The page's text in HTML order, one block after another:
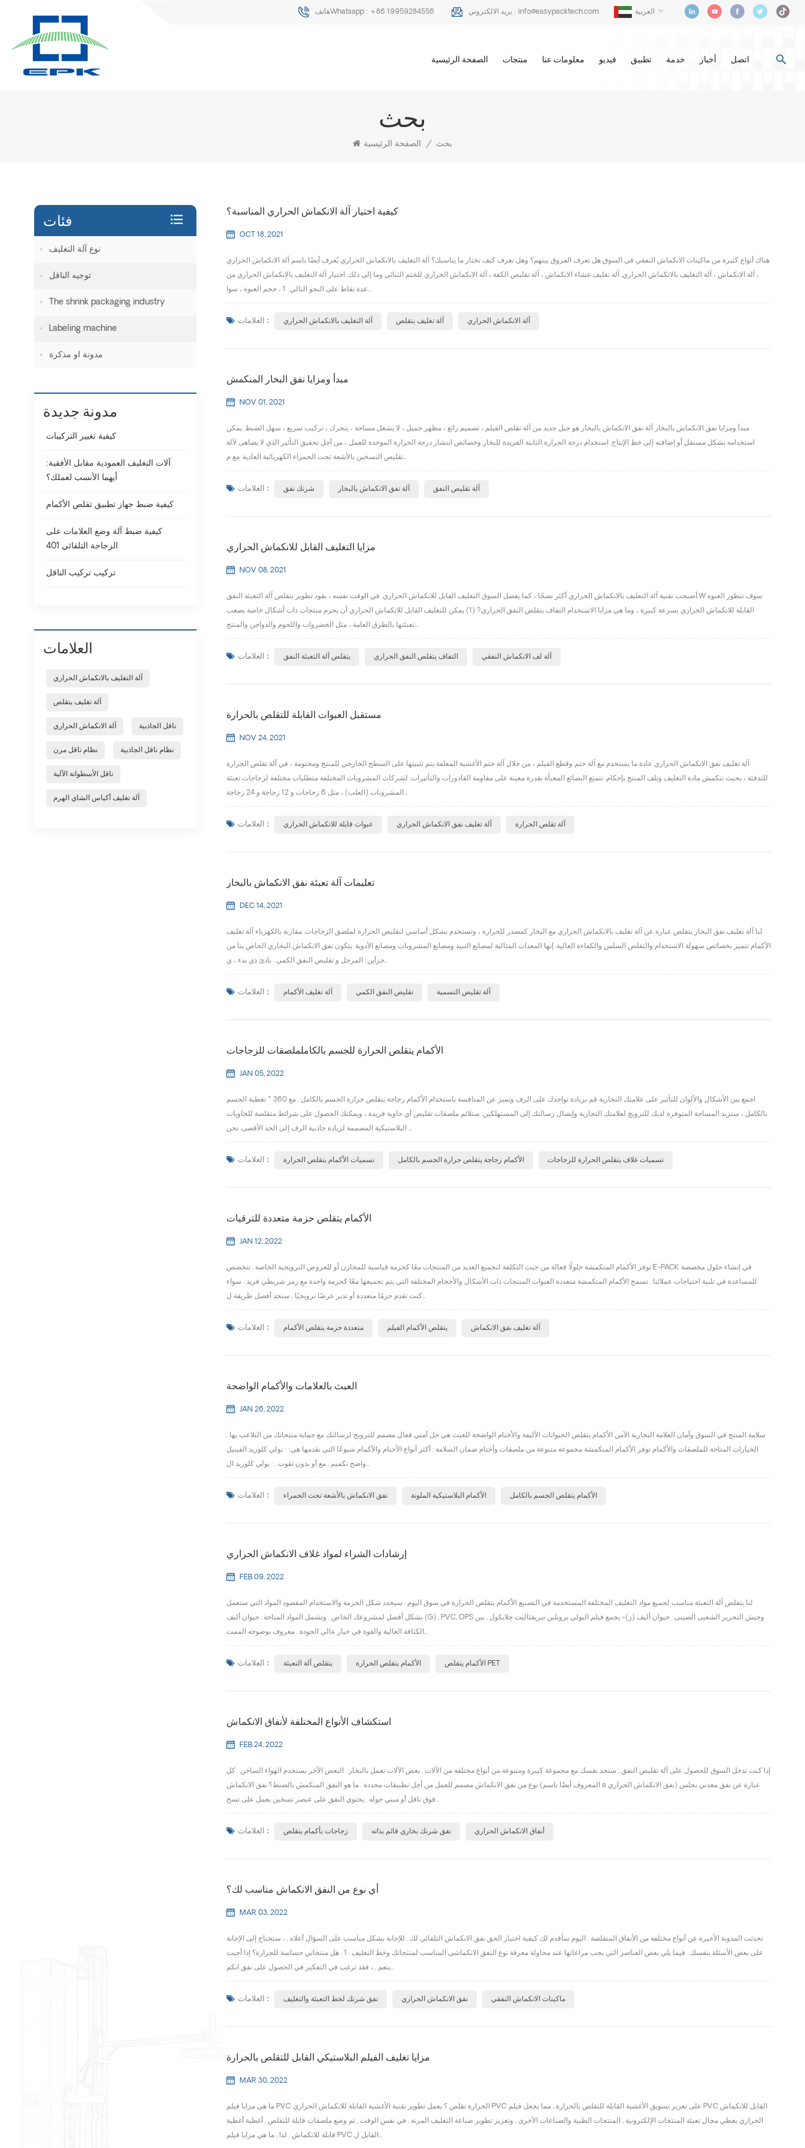
العربية هاتفWhatsapp : +86 19959284556 بريد الالكتروني : info@easypacktech.com
الصفحة الرئيسية منتجات معلومات عنا فيديو تطبيق خدمة أخبار اتصل
بحث
الصفحة الرئيسية / بحث
كيفية اختيار آلة الانكماش الحراري المناسبة؟
OCT 18, 2021
هناك أنواع كثيرة من ماكينات الانكماش النفقي في السوق هل تعرف الفروق بينهم؟ وهل تعرف كيف تختار ما يناسبك؟ آلة التغليف بالانكماش الحراري يُعرف أيضًا باسم آلة الانكماش الحراري
، آلة الانكماش ، آلة التغليف بالانكماش الحراري, آلة تغليف غشاء الانكماش ، آلة تقليص الكفة ، آلة الانكماش الحراري للختم الثنائي وما إلى ذلك. اختيار آلة التغليف بالانكماش الحراري من
عدة نقاط على النحو التالي: 1 ، حجم العبوة ، سوا...
العلامات : آلة التغليف بالانكماش الحراري آلة تغليف يتقلص آلة الانكماش الحراري
مبدأ ومزايا نفق البخار المنكمش
NOV 01, 2021
مبدأ ومزايا نفق الانكماش بالبخار آلة نفق الانكماش بالبخار هو جيل جديد من آلة تقلص الفيلم ، تصميم رائع ، مظهر جميل ، لا يشغل مساحة ، يتحرك ، تركيب سريع ، سهل الضبط. يمكن
استخدامه بشكل مستقل أو إضافته إلى خط الإنتاج. استخدام درجة الحرارة الثابتة الفريدة للبخار وخصائص انتشار درجة الحرارة الموحدة للعمل ، من أجل تحقيق التأثير الذي لا يضاهى لآلة
تقليص التسخين بالأشعة تحت الحمراء الكهربائية العادية. مع م...
العلامات : شرنك نفق آلة نفق الانكماش بالبخار آلة تقليص النفق
مزايا التغليف القابل للانكماش الحراري
NOV 08, 2021
أصبحت تقنية آلة التغليف بالانكماش الحراري أكثر نضجًا ، كما يفضل السوق التغليف القابل للانكماش الحراري. في الوقت نفسه ، يقود تطوير يتقلص آلة التعبئة النفق.W سوف تتطور العبوة
القابلة للانكماش الحراري بسرعة كبيرة ، وما هي مزايا الاستخدام التفاف يتقلص النفق الحراري? (1) يمكن للتغليف القابل للانكماش الحراري أن يحزم منتجات ذات أشكال خاصة يصعب
تعبئتها بالطرق العامة ، مثل الخضروات واللحوم والدواجن والمنتج...
العلامات : يتقلص آلة التعبئة النفق التفاف يتقلص النفق الحراري آلة لف الانكماش النفقي
مستقبل العبوات القابلة للتقلص بالحرارة
NOV 24, 2021
آلة تغليف نفق الانكماش الحراري عادة ما يستخدم مع آلة ختم وقطع الفيلم ، من خلال آلة ختم الأغشية المغلفة يتم تثبيتها على السطح الخارجي للمنتج ومختومة ، في آلة تقلص الحرارة
للتدفئة ، بحيث تنكمش مادة التغليف وتلف المنتج بإحكام. تتمتع البضائع المعبأة بقدرة معينة على مقاومة القاذورات والتأثيرات. لشركات المشروبات المختلفة متطلبات مختلفة لزجاجات تعبئة
المشروبات (العلب) ، مثل 6 زجاجات و 12 زجاجة و 24 زجاجة...
العلامات : عبوات قابلة للانكماش الحراري آلة تغليف نفق الانكماش الحراري آلة تقلص الحرارة
تعليمات آلة تعبئة نفق الانكماش بالبخار
DEC 14, 2021
لنا آلة تغليف نفق البخار يتقلص عبارة عن آلة تغليف بالانكماش الحراري مع البخار كمصدر للحرارة ، وتستخدم بشكل أساسي لتقليص الحرارة لملصق الزجاجات. مقارنة بالكهرباء آلة تغليف
الأكمام تتميز بخصائص سهولة الاستخدام والتقلص السلس والكفاءة العالية. إنها المعدات المثالية لمصانع النبيذ ومصانع المشروبات ومصانع الأدوية. يتكون نفق الانكماش البخاري الخاص بنا من
جزأين: المرجل و تقليص النفق الكمي . بادئ ذي بدء ، ي...
العلامات : آلة تغليف الأكمام تقليص النفق الكمي آلة تقليص التسمية
الأكمام يتقلص الحرارة للجسم بالكاململصقات للزجاجات
JAN 05, 2022
اجمع بين الأشكال والألوان للتأثير على علامتك التجارية قم بزيادة تواجدك على الرف وتميز عن المنافسة باستخدام الأكمام زجاجة يتقلص حرارة الجسم بالكامل . مع 360 ° تغطية الجسم
بالكامل ، ستزيد المساحة المتوفرة لديك للترويج لعلامتك التجارية وإيصال رسالتك إلى المستهلكين. ستلائم ملصقات تقليص أي حاوية فريدة ، ويمكنك الحصول على شرائط متقلصة للحاويات
البلاستيكية المصممة لزيادة جاذبية الرف إلى الحد الأقصى. نحن ...
العلامات : تسميات الأكمام يتقلص الحرارة الأكمام زجاجة يتقلص حرارة الجسم بالكامل تسميات غلاف يتقلص الحرارة للزجاجات
الأكمام يتقلص حزمة متعددة للترقيات
JAN 12, 2022
توفر الأكمام المنكمشة حلولًا فعالة من حيث التكلفة لتجميع العديد من المنتجات معًا كحزمة قياسية للمخازن أو للعروض الترويجية الخاصة . تتخصص E-PACK في إنشاء حلول مخصصة
للمساعدة في تلبية احتياجات عملائنا . تسمح الأكمام المنكمشة متعددة العبوات المنتجات ذات الأشكال والأحجام المختلفة التي يتم تجميعها معًا كحزمة واحدة مع رمز شريطي فريد . سواء
كنت تقدم حزمًا متعددة أو تدير عرضًا ترويجيًا , سنجد أفضل طريقة ل...
العلامات : متعددة حزمة يتقلص الأكمام يتقلص الأكمام الفيلم آلة تغليف نفق الانكماش
العبث بالعلامات والأكمام الواضحة
JAN 26, 2022
سلامة المنتج في السوق وأمان العلامة التجارية الآمن الأكمام يتقلص الحيوانات الأليفة والأختام الواضحة للعبث هي حل أمني فعال مصمم للترويج لرسالتك مع حماية منتجاتك من التلاعب بها .
الخيارات المتاحة للملصقات والأكمام توفر الأكمام المنكمشة مجموعة متنوعة من ملصقات وأختام ضمان السلامة . أكثر أنواع الأختام والأكمام شيوعًا التي نقدمها هي: · بولي كلوريد الفينيل
واضح تكميم , مع أو بدون ثقوب . · بولي كلوريد ال...
العلامات : نفق الانكماش بالأشعة تحت الحمراء الأكمام البلاستيكية الملونة الأكمام يتقلص الجسم بالكامل
إرشادات الشراء لمواد غلاف الانكماش الحراري
FEB 09, 2022
لنا يتقلص آلة التعبئة مناسب لجميع مواد التغليف المختلفة المستخدمة في التصنيع الأكمام يتقلص الحرارة في سوق اليوم . سيحدد شكل الحزمة والاستخدام المقصود المواد التي ستعمل
بشكل أفضل لمشروعك الخاص . وتشمل المواد المتاحة: حيوان أليف (G) , PVC, OPS وجيش التحرير الشعبى الصينى.· حيوان أليف (ز)- يجمع فيلم البولي بروبلين تيريفثاليت جلايكول , بين
الكثافة العالية والقوة في خيار عالي الجودة . معروف بوضوحه الممت...
العلامات : يتقلص آلة التعبئة الأكمام يتقلص الحرارة الأكمام يتقلص PET
استكشاف الأنواع المختلفة لأنفاق الانكماش
FEB 24, 2022
إذا كنت تدخل السوق للحصول على آلة تقليص النفق , ستجد نفسك مع مجموعة كبيرة ومتنوعة من أنواع مختلفة من الآلات . بعض الآلات تعمل بالبخار . البعض الآخر يستخدم الهواء الساخن . كل
نوع من نفق الانكماش مصمم للعمل من أجل تطبيقات محددة . ما هو النفق المنكمش بالضبط؟ نفق الانكماش (المعروف أيضًا باسم a نفق الانكماش الحراري) عبارة عن نفق معدني يجلس
فوق ناقل أو مبني حوله . يحتوي النفق على عنصر تسخين يعمل على تسخ...
العلامات : زجاجات بأكمام يتقلص نفق شرنك بخاري قائم بذاته أنفاق الانكماش الحراري
أي نوع من النفق الانكماش مناسب لك؟
MAR 03, 2022
تحدثت المدونة الأخيرة عن أنواع مختلفة من الأنفاق المتقلصة . اليوم سأقدم لك كيفية اختيار الحق نفق الانكماش التلقائي لك . للإجابة بشكل مناسب على السؤال أعلاه , ، ستحتاج إلى الإجابة
على بعض الأسئلة بنفسك . فيما يلي بعض العناصر التي يجب مراعاتها عند محاولة معرفة نوع النفق الانكماشى المناسب لمنتجاتك وخط التغليف . 1 . هل منتجاتي حساسة للحرارة؟ إذا أجبت
بنعم , ، فقد ترغب في التفكير في الحصول على نفق انكم...
العلامات : نفق شرنك لخط التعبئة والتغليف نفق الانكماش الحراري ماكينات الانكماش النفقي
مزايا تغليف الفيلم البلاستيكي القابل للتقلص بالحرارة
MAR 30, 2022
ما هي مزايا فيلم PVC الحرارة تقلص ؟ يعمل تطوير تقنية الأغشية القابلة للانكماش الحراري PVC على تعزيز تسويق الأغشية القابلة للتقلص بالحرارة , مما يجعل فيلم PVC القابل للانكماش
الحراري يغطي مجال تعبئة المنتجات الإلكترونية , المنتجات الطبية والصناعات الأخرى , وتعزيز تطوير صناعة التغليف المرنة . في نفس الوقت , تم وضع ملصقات قابلة للتقلص , أغطية أغطية
قابلة للانكماش . لذا , ما هي مزايا فيلم PVC القابل ل...
فئات
نوع آلة التغليف
توجيه الناقل
The shrink packaging industry
Labeling machine
مدونة او مذكرة
مدونة جديدة
كيفية تغيير التركيبات
آلات التغليف العمودية مقابل الأفقية:
أيهما الأنسب لعملك؟
كيفية ضبط جهاز تطبيق تقلص الأكمام
كيفية ضبط آلة وضع العلامات على
الزجاجة التلقائي 401
تركيب تركيب الناقل
العلامات
آلة التغليف بالانكماش الحراري
آلة تغليف يتقلص
آلة الانكماش الحراري ناقل الجاذبية
نظام ناقل مرن نظام ناقل الجاذبية
ناقل الأسطوانة الآلية
آلة تغليف أكياس الشاي الهرم